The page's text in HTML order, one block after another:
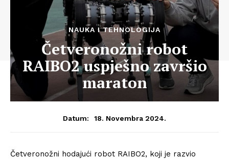
NAUKA I TEHNOLOGIJA
Četveronožni robot
RAIBO2 uspješno završio
maraton
Datum: 18. Novembra 2024.
Četveronožni hodajući robot RAIBO2, koji je razvio